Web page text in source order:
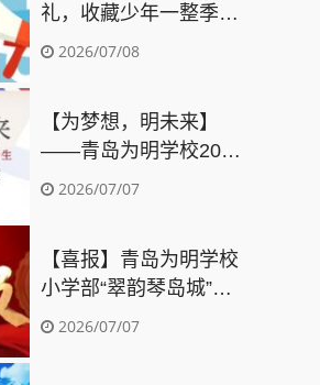
礼，收藏少年一整季成
长2026/07/08
【为梦想，明未来】
——青岛为明学校2026
级初一新生报到见面会
2026/07/07
【喜报】青岛为明学校
小学部“翠韵琴岛城”项
目闪耀5C少年科技创新
2026/07/07